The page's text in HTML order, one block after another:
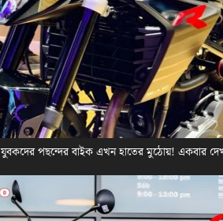
পছন্দের বাইক এখন হাতের মুঠোয়! একবার